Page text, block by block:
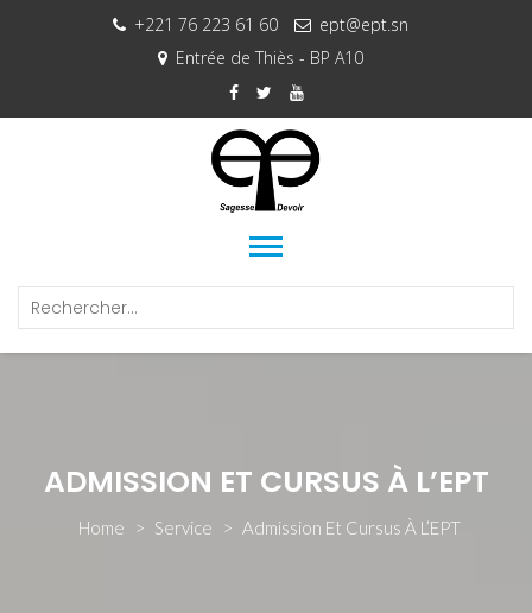
+221 76 223 61 60
ept@ept.sn
Entrée de Thiès - BP A10
ADMISSION ET CURSUS À L’EPT
Home > Service > Admission Et Cursus À L’EPT